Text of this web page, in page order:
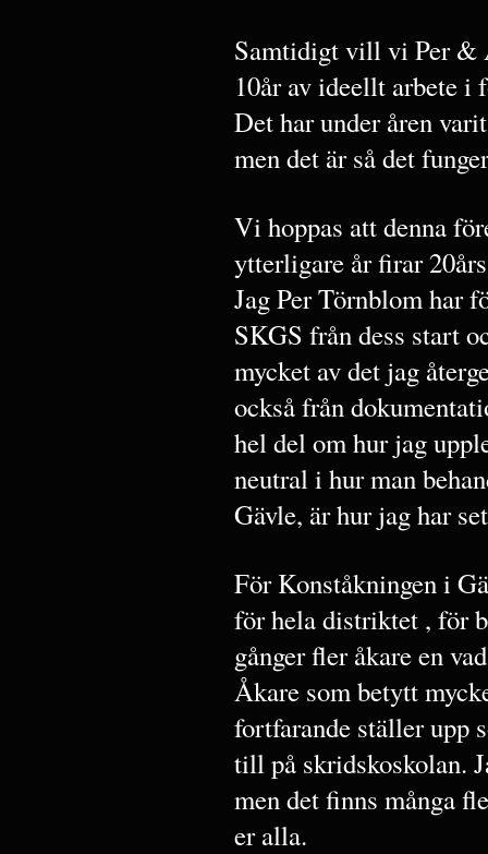
Samtidigt vill vi Per &
10år av ideellt arbete i
Det har under åren
men det är så det
Vi hoppas att denna
ytterligare år firar
Jag Per Törnblom har
SKGS från dess start
mycket av det jag
också från
hel del om hur jag
neutral i hur man
Gävle, är hur jag har
För Konståkningen i
för hela distriktet , för
gånger fler åkare en
Åkare som betytt
fortfarande ställer upp
till på skridskoskolan.
men det finns många
er alla.